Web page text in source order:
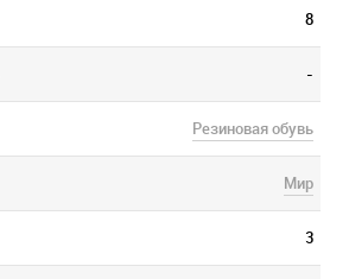
8
-
Резиновая обувь
Мир
3